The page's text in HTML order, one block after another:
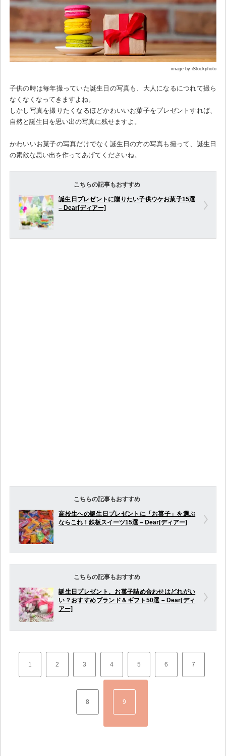
image by iStockphoto
子供の時は毎年撮っていた誕生日の写真も、大人になるにつれて撮ら
なくなくなってきますよね。
しかし写真を撮りたくなるほどかわいいお菓子をプレゼントすれば、
自然と誕生日を思い出の写真に残せますよ。
かわいいお菓子の写真だけでなく誕生日の方の写真も撮って、誕生日
の素敵な思い出を作ってあげてくださいね。
こちらの記事もおすすめ
誕生日プレゼントに贈りたい子供ウケお菓子15選
– Dear[ディアー]
こちらの記事もおすすめ
高校生への誕生日プレゼントに「お菓子」を選ぶ
ならこれ！鉄板スイーツ15選 – Dear[ディアー]
こちらの記事もおすすめ
誕生日プレゼント、お菓子詰め合わせはどれがい
い？おすすめブランド＆ギフト50選 – Dear[ディ
アー]
1 2 3 4 5 6 7
8 9